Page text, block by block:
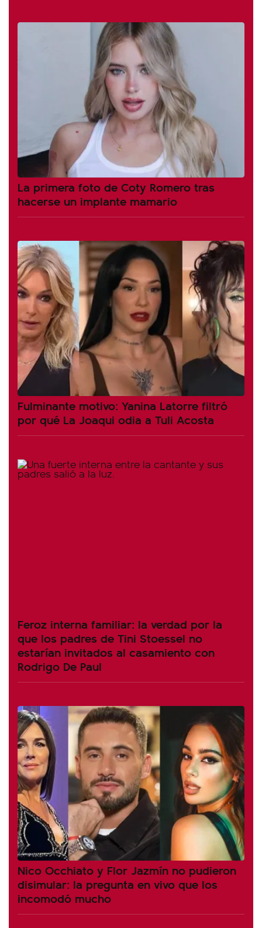
La primera foto de Coty Romero tras
hacerse un implante mamario
Fulminante motivo: Yanina Latorre filtró
por qué La Joaqui odia a Tuli Acosta
Feroz interna familiar: la verdad por la
que los padres de Tini Stoessel no
estarían invitados al casamiento con
Rodrigo De Paul
Nico Occhiato y Flor Jazmín no pudieron
disimular: la pregunta en vivo que los
incomodó mucho